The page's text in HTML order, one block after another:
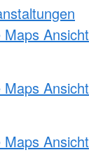
Ansicht
Ansicht
Ansicht